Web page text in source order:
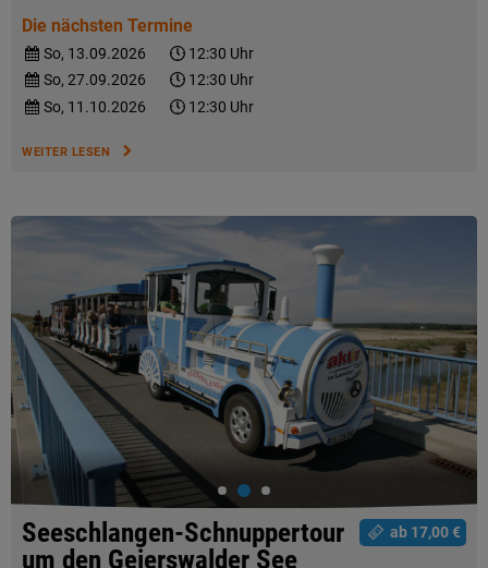
Die nächsten Termine
So, 13.09.2026
12:30 Uhr
So, 27.09.2026
12:30 Uhr
So, 11.10.2026
12:30 Uhr
WEITER LESEN
ab 17,00 €
Seeschlangen-Schnuppertour
um den Geierswalder See